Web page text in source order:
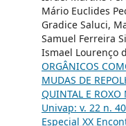
Mário Euclides
Gradice Saluci,
Samuel Ferreira
Ismael Lourenço
ORGÂNICOS
MUDAS DE
QUINTAL E
Univap: v. 22 n.
Especial XX